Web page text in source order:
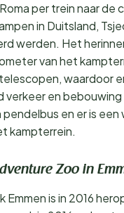
per trein naar
in Duitsland,
werden. Het
van het
waardoor
verkeer en
pendelbus en er is
kampterrein.
Zoo in
Emmen is in 2016